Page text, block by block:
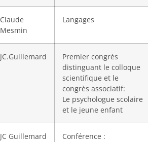
Claude
Mesmin
Langages
JC.Guillemard
Premier congrès
distinguant le colloque
scientifique et le
congrès associatif:
Le psychologue scolaire
et le jeune enfant
JC Guillemard
Conférence :